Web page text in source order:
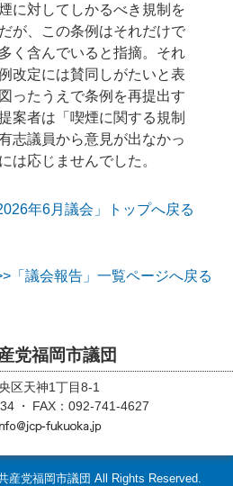
に対してしかるべき規制を
が、この条例はそれだけで
く含んでいると指摘。それ
改定には賛同しがたいと表
ったうえで条例を再提出す
案者は「喫煙に関する規制
志議員から意見が出なかっ
は応じませんでした。
年6月議会」トップへ戻る
「議会報告」一覧ページへ戻る
党福岡市議団
区天神1丁目8-1
FAX：092-741-4627
産党福岡市議団 All Rights Reserved.